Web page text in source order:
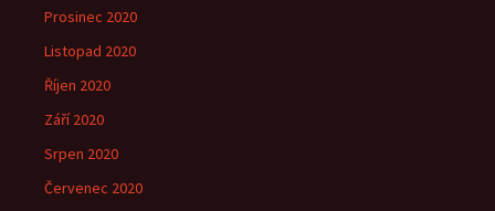
Prosinec 2020
Listopad 2020
Říjen 2020
Září 2020
Srpen 2020
Červenec 2020